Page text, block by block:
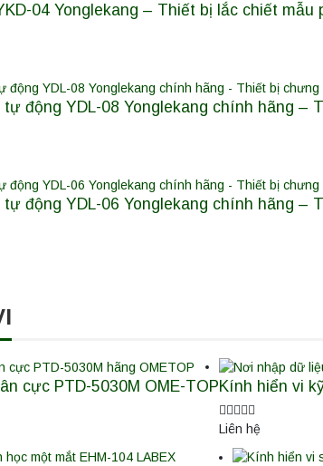
04 Yonglekang – Thiết bị lắc chiết mẫu
động YDL-08 Yonglekang chính hãng
động YDL-06 Yonglekang chính hãng
cực PTD-5030M OME-TOPKính hiển vi
Liên hệ